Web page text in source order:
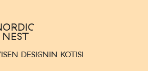
DESIGNIN KOTISI